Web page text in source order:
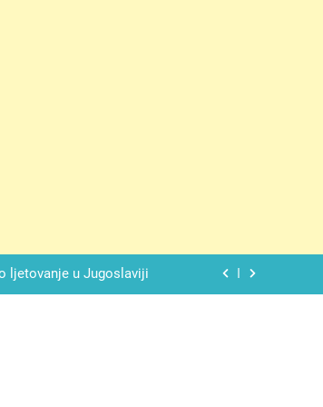
ljetovanje u Jugoslaviji
ni rodu rođenom